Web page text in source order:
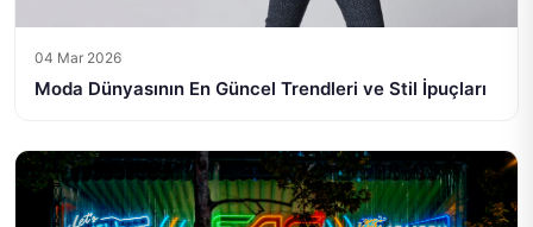
04 Mar 2026
Moda Dünyasının En Güncel Trendleri ve Stil İpuçları